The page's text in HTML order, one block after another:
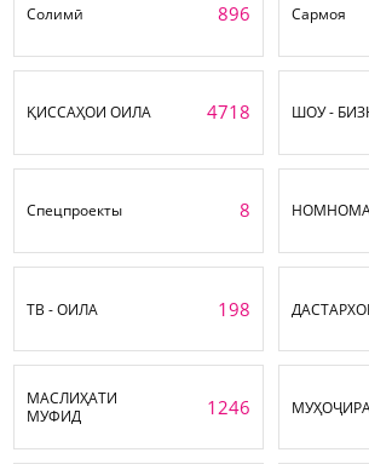
Солимӣ 896 Сармоя
ҚИССАҲОИ ОИЛА 4718 ШОУ -
Спецпроекты 8
ТВ - ОИЛА 198
МАСЛИҲАТИ
МУФИД
1246